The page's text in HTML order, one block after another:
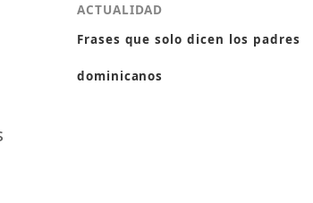
ACTUALIDAD
Frases que solo dicen los padres
dominicanos